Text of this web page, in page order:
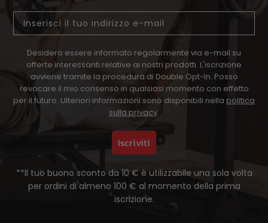
Email
Desidero essere informato regolarmente via e-mail su
offerte interessanti relative ai nostri prodotti. L'iscrizione
avviene tramite la procedura di Double Opt-In. Posso
revocare il mio consenso in qualsiasi momento con effetto
per il futuro. Ulteriori informazioni sono disponibili nella politica
sulla privacy.
Iscriviti
**Il tuo buono sconto da 10 € è utilizzabile una sola volta
per ordini di almeno 100 € al momento della prima
iscrizione.